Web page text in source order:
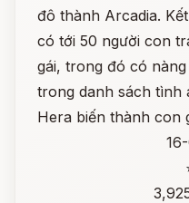
đô thành Arcadia.
có tới 50 người con
gái, trong đó có
trong danh sách tình
Hera biến thành con